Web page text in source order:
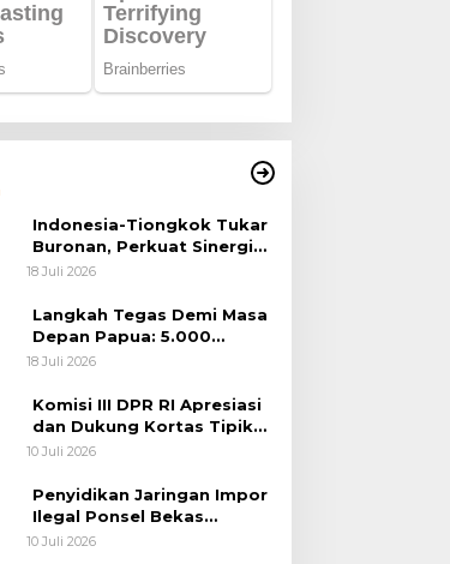
Indonesia-Tiongkok Tukar
Buronan, Perkuat Sinergi
Penegakan Hukum Lintas
18 Juli 2026
Langkah Tegas Demi Masa
Depan Papua: 5.000
Batang Ganja Berhasil
Habema
18 Juli 2026
Komisi III DPR RI Apresiasi
dan Dukung Kortas Tipikor
Polri Usut Dugaan Korupsi
10 Juli 2026
Penyidikan Jaringan Impor
Ilegal Ponsel Bekas
Rampung, Tiga Tersangka
10 Juli 2026